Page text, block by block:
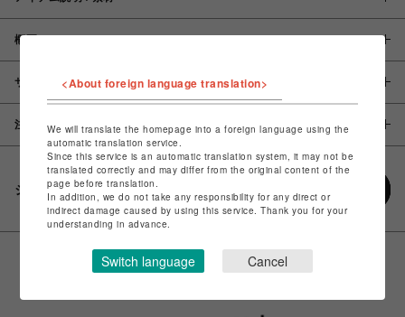
概要
サイズ
注意事項
シェアする
<About foreign language translation>
We will translate the homepage into a foreign language using the
automatic translation service.
Since this service is an automatic translation system, it may not be
translated correctly and may differ from the original content of the
page before translation.
In addition, we do not take any responsibility for any direct or
indirect damage caused by using this service. Thank you for your
understanding in advance.
Switch language Cancel